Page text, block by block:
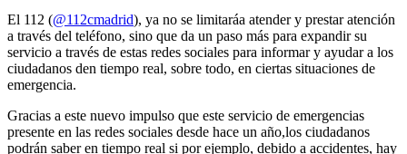
El 112 (@112cmadrid), ya no se limitaráa atender y prestar atención
a través del teléfono, sino que da un paso más para expandir su
servicio a través de estas redes sociales para informar y ayudar a los
ciudadanos den tiempo real, sobre todo, en ciertas situaciones de
emergencia.
Gracias a este nuevo impulso que este servicio de emergencias
presente en las redes sociales desde hace un año,los ciudadanos
podrán saber en tiempo real si por ejemplo, debido a accidentes, hay